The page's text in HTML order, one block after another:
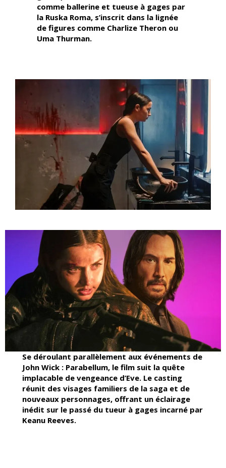
comme ballerine et tueuse à gages par
la Ruska Roma, s’inscrit dans la lignée
de figures comme Charlize Theron ou
Uma Thurman.
Se déroulant parallèlement aux événements de
John Wick : Parabellum, le film suit la quête
implacable de vengeance d’Eve. Le casting
réunit des visages familiers de la saga et de
nouveaux personnages, offrant un éclairage
inédit sur le passé du tueur à gages incarné par
Keanu Reeves.